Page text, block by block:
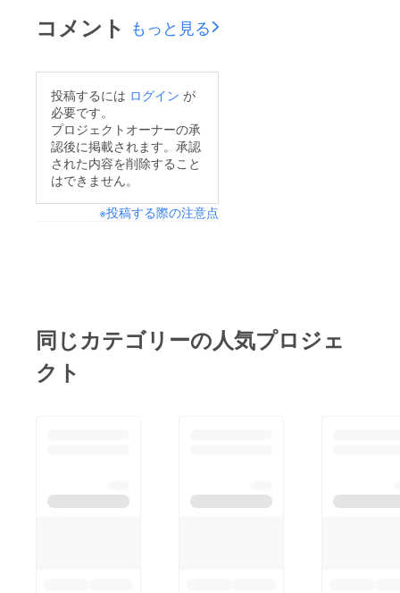
コメント もっと見る
投稿するには ログイン が
必要です。
プロジェクトオーナーの承
認後に掲載されます。承認
された内容を削除すること
はできません。
※投稿する際の注意点
同じカテゴリーの人気プロジェ
クト